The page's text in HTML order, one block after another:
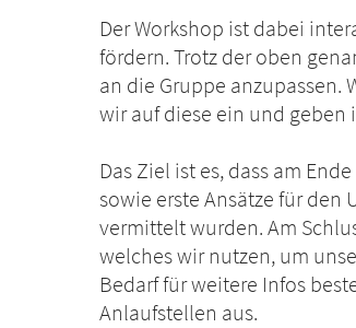
Der Workshop ist dabei
fördern. Trotz der oben
an die Gruppe anzupassen.
wir auf diese ein und
Das Ziel ist es, dass am
sowie erste Ansätze für den
vermittelt wurden. Am
welches wir nutzen, um
Bedarf für weitere Infos
Anlaufstellen aus.